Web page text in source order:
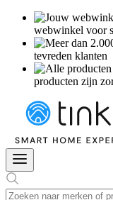
webwinkel voor
tevreden klanten
producten zijn